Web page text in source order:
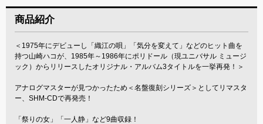
商品紹介
＜1975年にデビューし「織江の唄」「気分を変えて」などのヒット曲を
持つ山崎ハコが、1985年～1986年にポリドール（現ユニバサル ミュージ
ック）からリリースしたオリジナル・アルバム3タイトルを一挙再発！＞
アナログマスターが見つかったため＜名盤復刻シリーズ＞としてリマスタ
ー、SHM-CDで再発売！
「祭りの女」「一人静」など9曲収録！